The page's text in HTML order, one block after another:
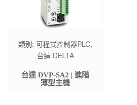
類別: 可程式控制器PLC,
台達 DELTA
台達 DVP-SA2 | 進階
薄型主機